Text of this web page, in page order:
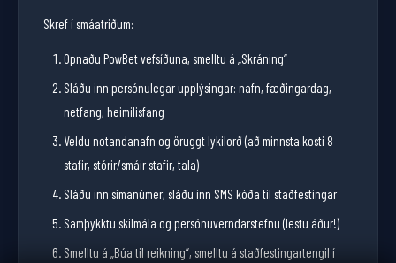
Skref í smáatriðum:
Opnaðu PowBet vefsíðuna, smelltu á „Skráning“
Sláðu inn persónulegar upplýsingar: nafn, fæðingardag,
netfang, heimilisfang
Veldu notandanafn og öruggt lykilorð (að minnsta kosti 8
stafir, stórir/smáir stafir, tala)
Sláðu inn símanúmer, sláðu inn SMS kóða til staðfestingar
Samþykktu skilmála og persónuverndarstefnu (lestu áður!)
Smelltu á „Búa til reikning“, smelltu á staðfestingartengil í